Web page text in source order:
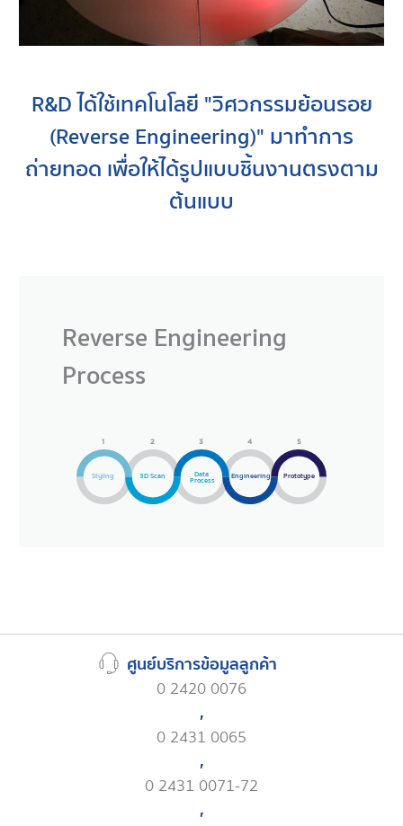
R&D ได้ใช้เทคโนโลยี "วิศวกรรมย้อนรอย
(Reverse Engineering)" มาทำการ
ถ่ายทอด เพื่อให้ได้รูปแบบชิ้นงานตรงตาม
ต้นแบบ
Reverse Engineering
Process
Styling 3D Scan Data
Process Engineering Prototype
1 2 3 4 5
ศูนย์บริการข้อมูลลูกค้า
0 2420 0076
,
0 2431 0065
,
0 2431 0071-72
,